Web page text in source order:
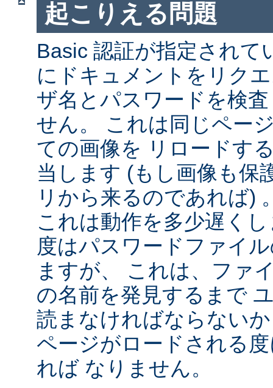
起こりえる問題
Basic 認証が指定されて
にドキュメントをリク
ザ名とパスワードを検
せん。 これは同じペー
ての画像を リロードす
当します (もし画像も保
リから来るのであれば)
これは動作を多少遅く
度はパスワードファイ
ますが、 これは、ファ
の名前を発見するまで
読まなければならない
ページがロードされる
れば なりません。